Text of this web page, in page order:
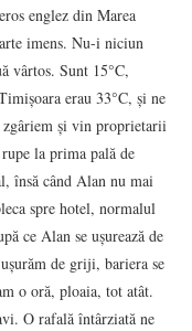
englez din Marea
imens. Nu-i niciun
vârtos. Sunt 15°C,
erau 33°C, şi ne
şi vin proprietarii
la prima pală de
însă când Alan nu mai
spre hotel, normalul
ce Alan se uşurează de
de griji, bariera se
o oră, ploaia, tot atât.
O rafală întârziată ne